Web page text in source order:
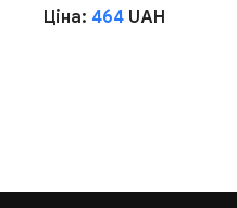
Ціна: 464 UAH